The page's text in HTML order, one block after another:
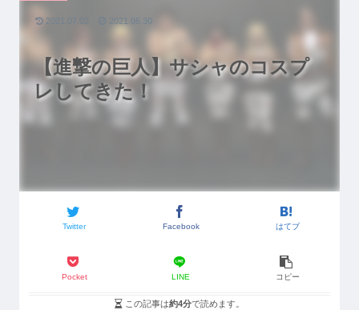
【進撃の巨人】サシャのコスプ
レしてきた！
Twitter Facebook はてブ
Pocket LINE コピー
2021.07.02 2021.06.30
この記事は約4分で読めます。